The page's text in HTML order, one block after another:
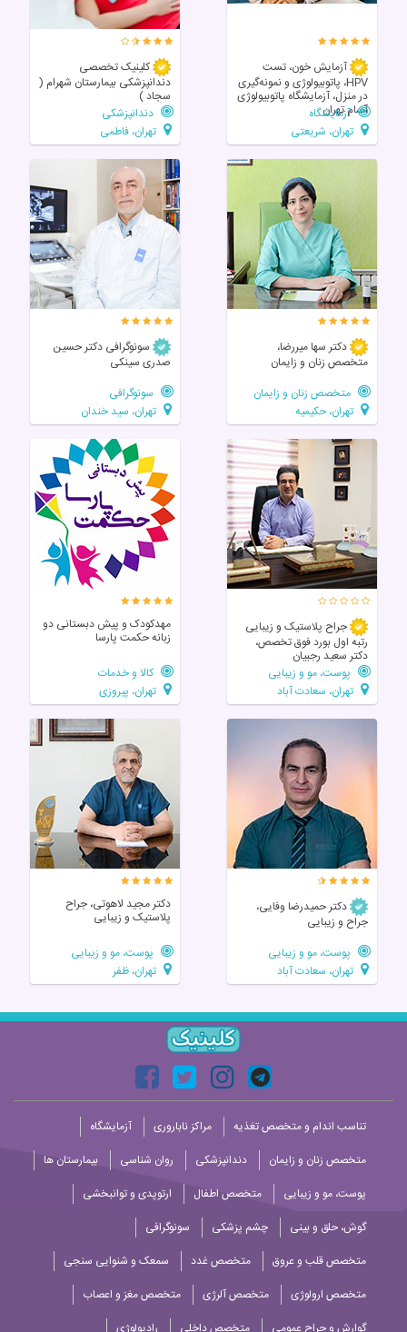
آزمایش خون، تست
HPV، پاتوبیولوژی و نمونه‌گیری
در منزل، آزمایشگاه پاتوبیولوژی
آسام تهران
آزمایشگاه
تهران، شریعتی
کلینیک تخصصی
دندانپزشکی بیمارستان شهرام (
سجاد )
دندانپزشکی
تهران، فاطمی
دکتر سها میررضا،
متخصص زنان و زایمان
متخصص زنان و زایمان
تهران، حکیمیه
سونوگرافی دکتر حسین
صدری سینکی
سونوگرافی
تهران، سید خندان
جراح پلاستیک و زیبایی
رتبه اول بورد فوق تخصص،
دکتر سعید رجبیان
پوست، مو و زیبایی
تهران، سعادت آباد
مهدکودک و پیش دبستانی دو
زبانه حکمت پارسا
کالا و خدمات
تهران، پیروزی
دکتر حمیدرضا وفایی،
جراح و زیبایی
پوست، مو و زیبایی
تهران، سعادت آباد
دکتر مجید لاهوتی، جراح
پلاستیک و زیبایی
پوست، مو و زیبایی
تهران، ظفر
تناسب اندام و متخصص تغذیه مراکز ناباروری
آزمایشگاه
متخصص زنان و زایمان
دندانپزشکی روان شناسی
بیمارستان ها
پوست، مو و زیبایی
متخصص اطفال
ارتوپدی و توانبخشی
گوش، حلق و بینی
چشم پزشکی
سونوگرافی
متخصص قلب و عروق
متخصص غدد
سمعک و شنوایی سنجی
متخصص ارولوژی
متخصص آلرژی
متخصص مغز و اعصاب
گوارش و جراح عمومی
متخصص داخلی رادیولوژی